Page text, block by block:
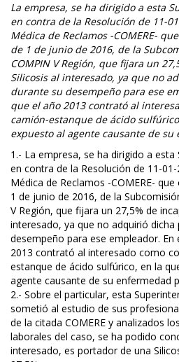
La empresa, se ha dirigido a esta
en contra de la Resolución de 11-
Médica de Reclamos -COMERE-
de 1 de junio de 2016, de la
COMPIN V Región, que fijara un
Silicosis al interesado, ya que no
durante su desempeño para ese
que el año 2013 contrató al
camión-estanque de ácido
expuesto al agente causante de
1.- La empresa, se ha dirigido a
en contra de la Resolución de 11-
Médica de Reclamos -COMERE-
1 de junio de 2016, de la
V Región, que fijara un 27,5% de
interesado, ya que no adquirió
desempeño para ese empleador.
2013 contrató al interesado como
estanque de ácido sulfúrico, en la
agente causante de su enfermedad
2.- Sobre el particular, esta
sometió al estudio de sus
de la citada COMERE y analizados
laborales del caso, se ha podido
interesado, es portador de una